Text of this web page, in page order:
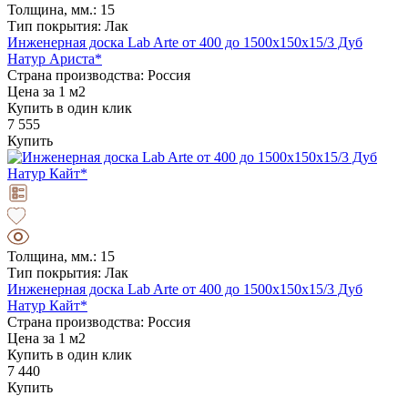
Толщина, мм.: 15
Тип покрытия: Лак
Инженерная доска Lab Arte от 400 до 1500х150х15/3 Дуб
Натур Ариста*
Страна производства: Россия
Цена за 1 м2
Купить в один клик
7 555
Купить
Толщина, мм.: 15
Тип покрытия: Лак
Инженерная доска Lab Arte от 400 до 1500х150х15/3 Дуб
Натур Кайт*
Страна производства: Россия
Цена за 1 м2
Купить в один клик
7 440
Купить